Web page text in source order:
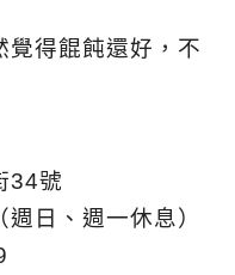
覺得餛飩還好，不
34號
日、週一休息）